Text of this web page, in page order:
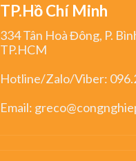
TP.Hồ Chí Minh
334 Tân Hoà Đông, P.
TP.HCM
Hotline/Zalo/Viber:
Email: